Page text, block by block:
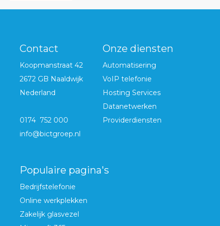
Contact
Koopmanstraat 42
2672 GB Naaldwijk
Nederland
0174 752 000
info@bictgroep.nl
Onze diensten
Automatisering
VoIP telefonie
Hosting Services
Datanetwerken
Providerdiensten
Populaire pagina's
Bedrijfstelefonie
Online werkplekken
Zakelijk glasvezel